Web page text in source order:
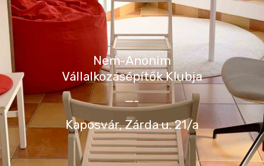
Nem-Anonim
Vállalkozásépítők Klubja
—-
Kaposvár, Zárda u. 21/a